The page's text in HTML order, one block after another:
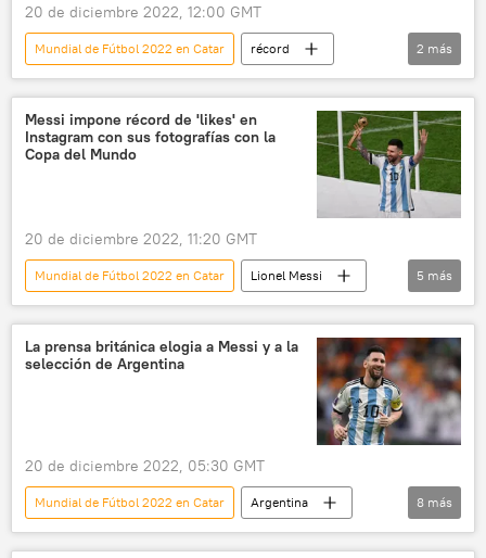
20 de diciembre 2022, 12:00 GMT
Mundial de Fútbol 2022 en Catar
récord
⚽ Deportes
fútbol
2 más
Messi impone récord de 'likes' en
Instagram con sus fotografías con la
Copa del Mundo
20 de diciembre 2022, 11:20 GMT
Mundial de Fútbol 2022 en Catar
Lionel Messi
⚽ Deportes
fútbol
Instagram
redes sociales
Argentina
5 más
La prensa británica elogia a Messi y a la
selección de Argentina
20 de diciembre 2022, 05:30 GMT
Mundial de Fútbol 2022 en Catar
Argentina
⚽ Deportes
Lionel Messi
México
8 más